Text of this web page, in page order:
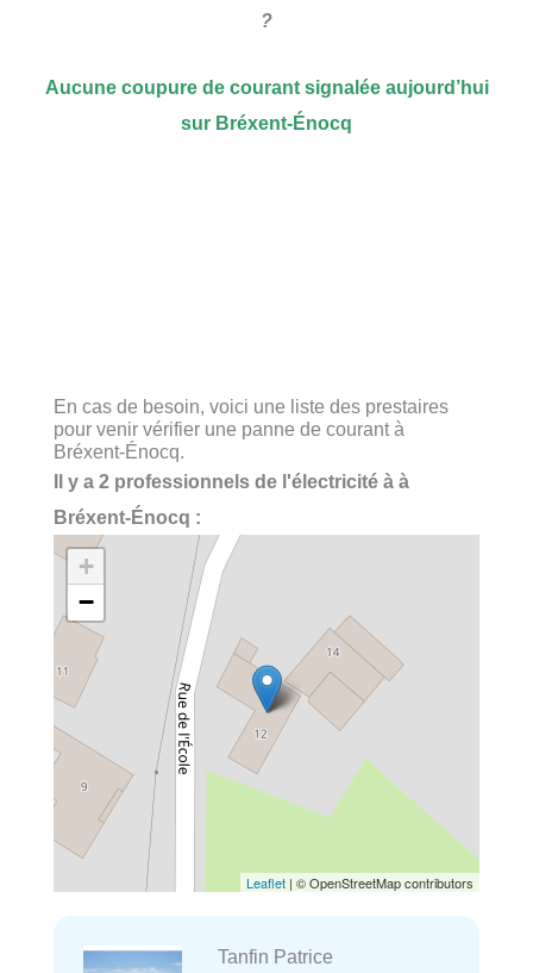
?
Aucune coupure de courant signalée aujourd’hui
sur Bréxent-Énocq
En cas de besoin, voici une liste des prestaires
pour venir vérifier une panne de courant à
Bréxent-Énocq.
Il y a 2 professionnels de l'électricité à à
Bréxent-Énocq :
+
−
Leaflet | © OpenStreetMap contributors
Tanfin Patrice